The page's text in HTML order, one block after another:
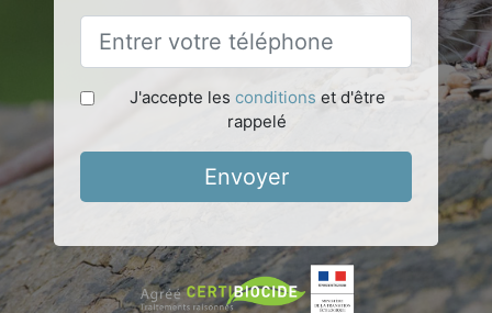
J'accepte les conditions et d'être
rappelé
Envoyer